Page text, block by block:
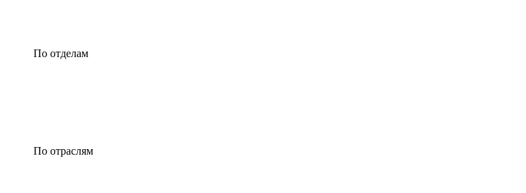
По отделам
По отраслям